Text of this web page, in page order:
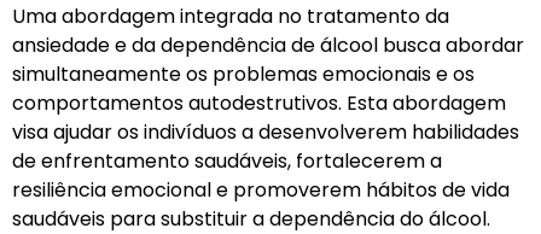
Uma abordagem integrada no tratamento da
ansiedade e da dependência de álcool busca abordar
simultaneamente os problemas emocionais e os
comportamentos autodestrutivos. Esta abordagem
visa ajudar os indivíduos a desenvolverem habilidades
de enfrentamento saudáveis, fortalecerem a
resiliência emocional e promoverem hábitos de vida
saudáveis para substituir a dependência do álcool.